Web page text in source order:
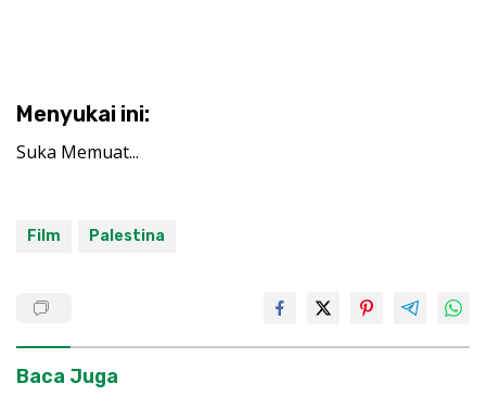
Menyukai ini:
Suka Memuat...
Film Palestina
Baca Juga